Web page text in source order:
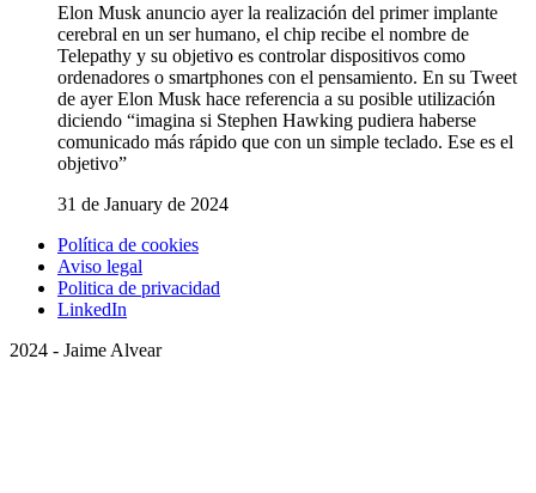
Elon Musk anuncio ayer la realización del primer implante
cerebral en un ser humano, el chip recibe el nombre de
Telepathy y su objetivo es controlar dispositivos como
ordenadores o smartphones con el pensamiento. En su Tweet
de ayer Elon Musk hace referencia a su posible utilización
diciendo “imagina si Stephen Hawking pudiera haberse
comunicado más rápido que con un simple teclado. Ese es el
objetivo”
31 de January de 2024
Política de cookies
Aviso legal
Politica de privacidad
LinkedIn
2024 - Jaime Alvear